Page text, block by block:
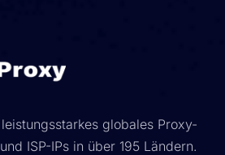
globales Proxy-
ISP-IPs in über 195 Ländern.